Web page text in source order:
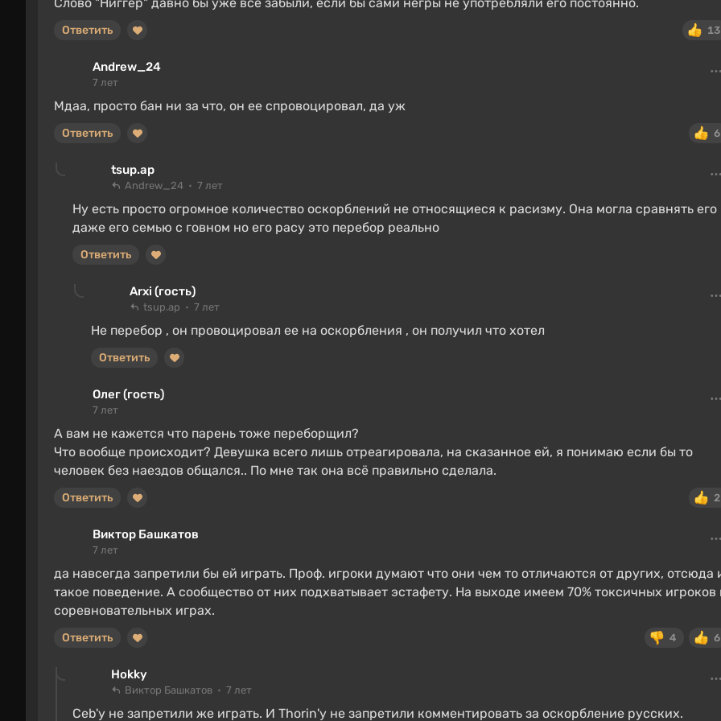
13
Ответить
Andrew_24
7 лет
Мдаа, просто бан ни за что, он ее спровоцировал, да уж
6
Ответить
tsup.ap
Andrew_24 7 лет
Ну есть просто огромное количество оскорблений не относящиеся к расизму. Она могла сравнять его
даже его семью с говном но его расу это перебор реально
Ответить
Arxi (гость)
tsup.ap 7 лет
Не перебор , он провоцировал ее на оскорбления , он получил что хотел
Ответить
Олег (гость)
7 лет
А вам не кажется что парень тоже переборщил?
Что вообще происходит? Девушка всего лишь отреагировала, на сказанное ей, я понимаю если бы то
человек без наездов общался.. По мне так она всё правильно сделала.
2
Ответить
Виктор Башкатов
7 лет
да навсегда запретили бы ей играть. Проф. игроки думают что они чем то отличаются от других, отсюда
такое поведение. А сообщество от них подхватывает эстафету. На выходе имеем 70% токсичных игроков
соревновательных играх.
4 6
Ответить
Hokky
Виктор Башкатов 7 лет
Ceb'у не запретили же играть. И Thorin'у не запретили комментировать за оскорбление русских.